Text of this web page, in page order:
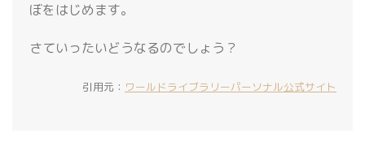
ぼをはじめます。
さていったいどうなるのでしょう？
引用元： ワールドライブラリーパーソナル公式サイト